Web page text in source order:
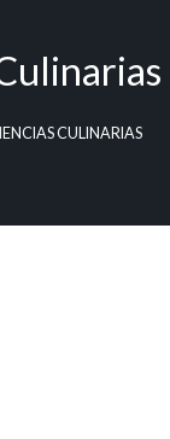
CULINARIAS